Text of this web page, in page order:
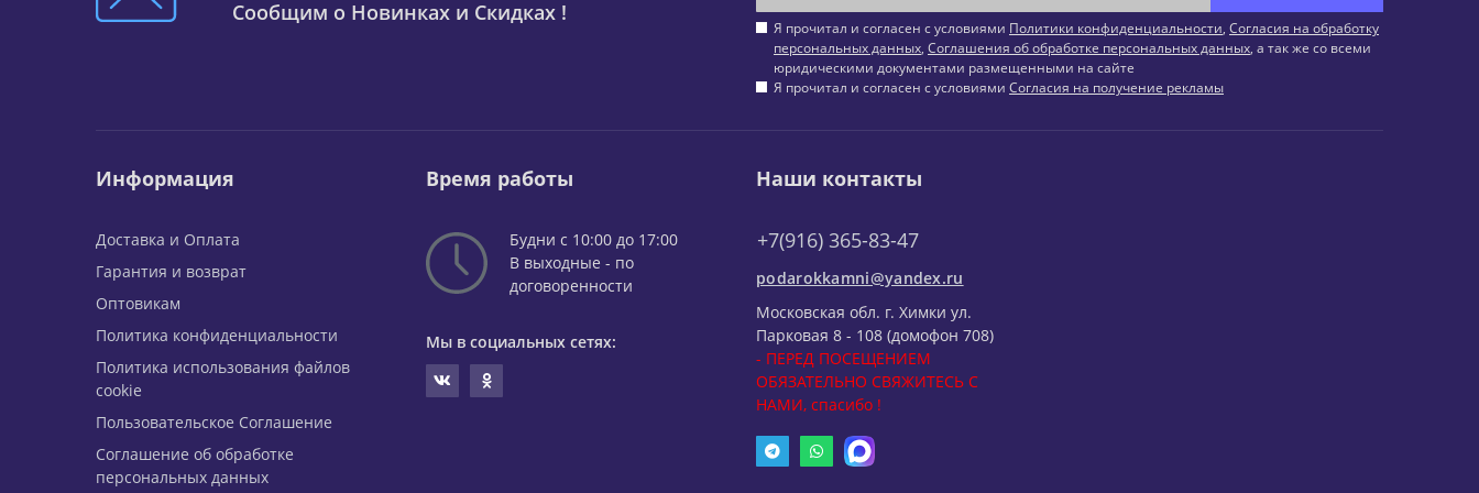
Сообщим о Новинках и Скидках !
Я прочитал и согласен с условиями Политики конфиденциальности, Согласия на обработку
персональных данных, Соглашения об обработке персональных данных, а так же со всеми
юридическими документами размещенными на сайте
Я прочитал и согласен с условиями Согласия на получение рекламы
Информация
Доставка и Оплата
Гарантия и возврат
Оптовикам
Политика конфиденциальности
Политика использования файлов
cookie
Пользовательское Соглашение
Соглашение об обработке
персональных данных
Время работы
Будни с 10:00 до 17:00
В выходные - по
договоренности
Мы в социальных сетях:
Наши контакты
+7(916) 365-83-47
podarokkamni@yandex.ru
Московская обл. г. Химки ул.
Парковая 8 - 108 (домофон 708)
- ПЕРЕД ПОСЕЩЕНИЕМ
ОБЯЗАТЕЛЬНО СВЯЖИТЕСЬ С
НАМИ, спасибо !